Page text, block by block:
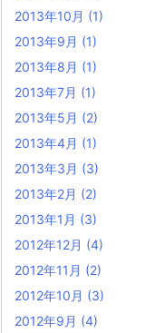
2013年10月 (1)
2013年9月 (1)
2013年8月 (1)
2013年7月 (1)
2013年5月 (2)
2013年4月 (1)
2013年3月 (3)
2013年2月 (2)
2013年1月 (3)
2012年12月 (4)
2012年11月 (2)
2012年10月 (3)
2012年9月 (4)